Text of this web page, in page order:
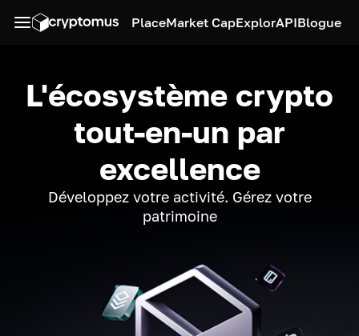
PlaceMarket CapExplorAPIBlogue
L'écosystème crypto
tout-en-un par
excellence
Développez votre activité. Gérez votre
patrimoine